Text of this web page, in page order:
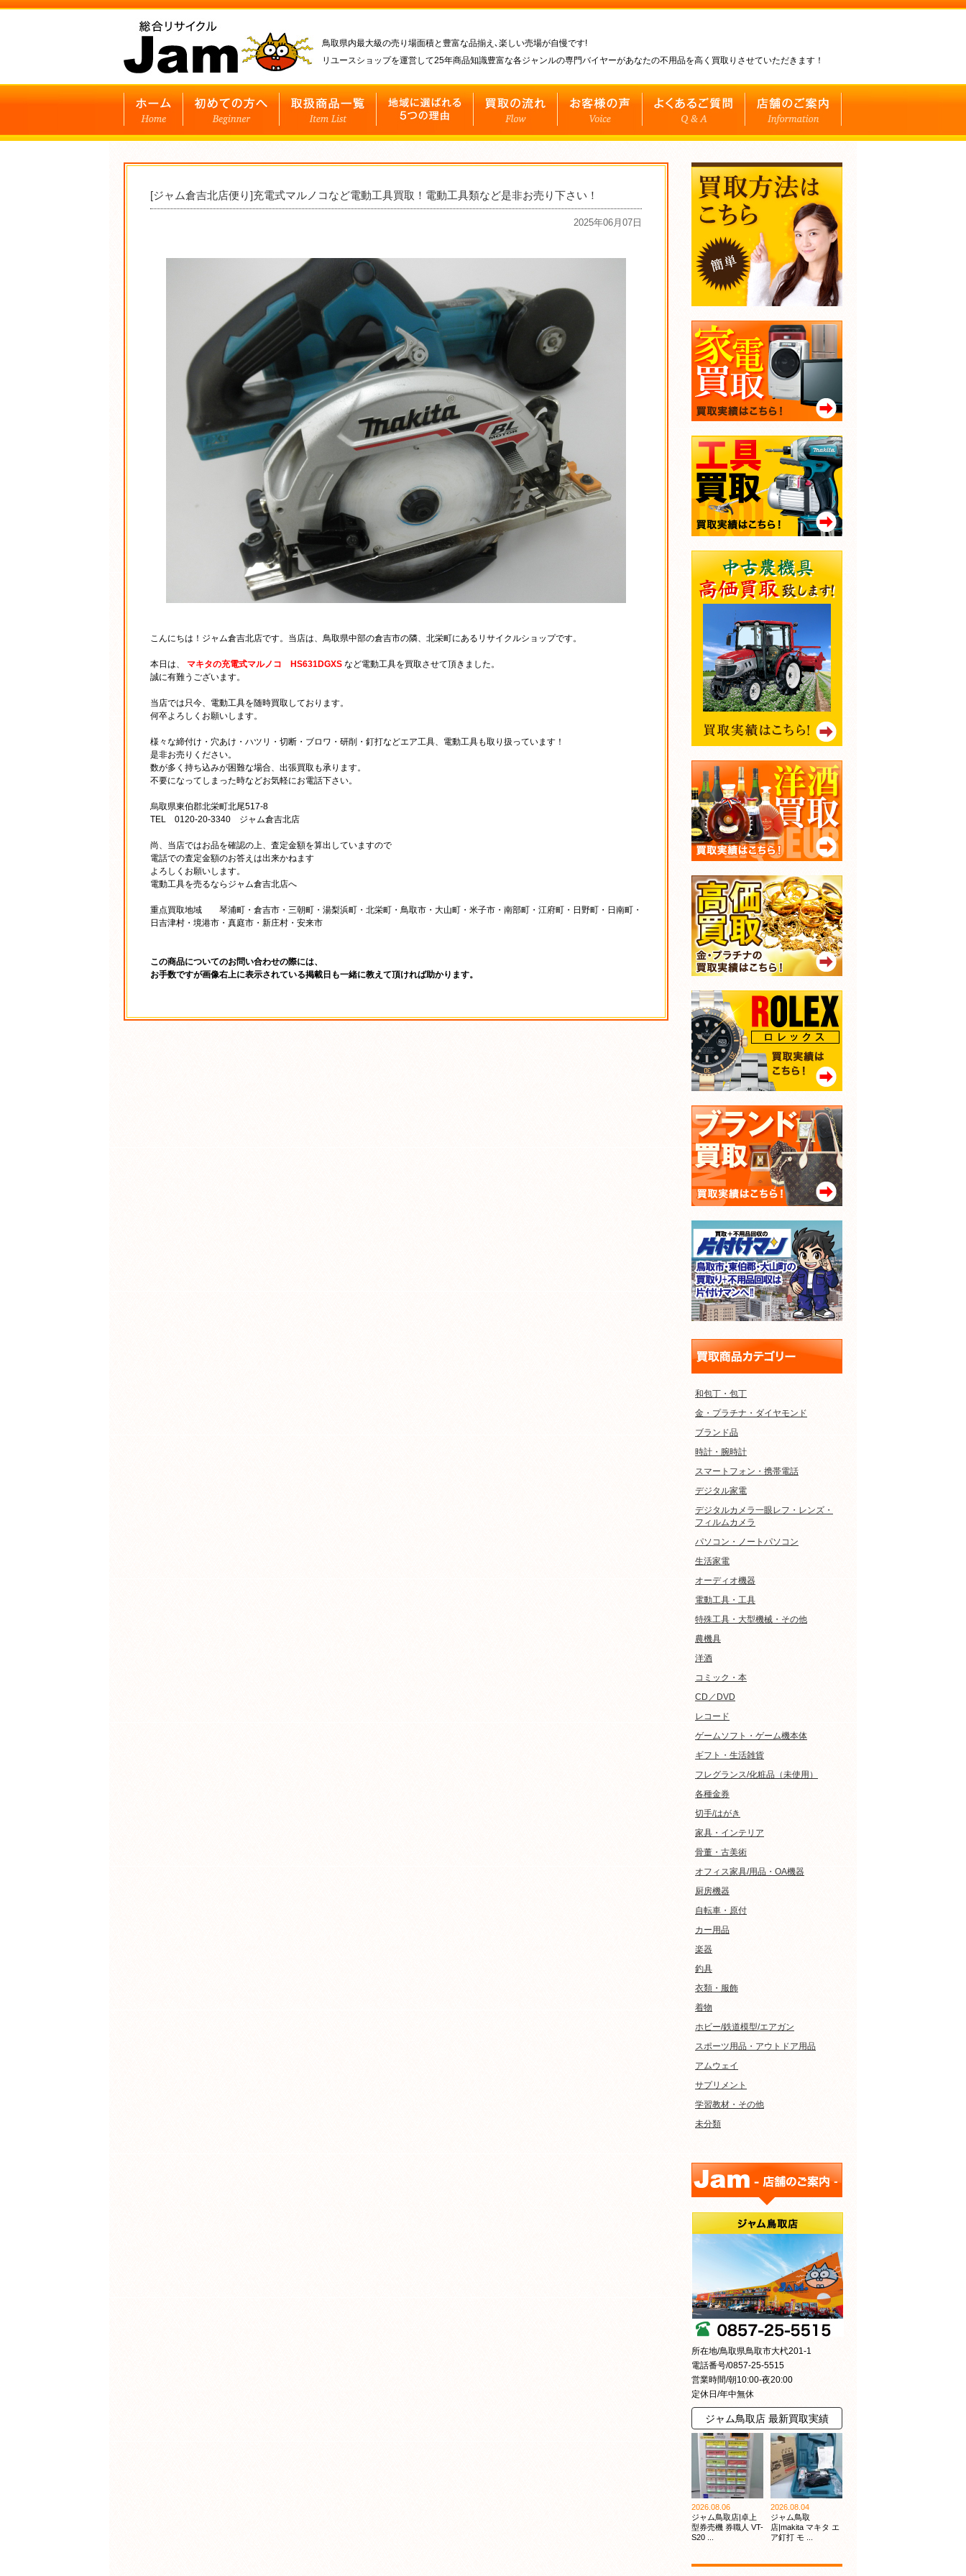
鳥取県内最大級の売り場面積と豊富な品揃え､楽しい売場が自慢です!
リユースショップを運営して25年商品知識豊富な各ジャンルの専門バイヤーがあなたの不用品を高く買取りさせていただきます！
[ジャム倉吉北店便り]充電式マルノコなど電動工具買取！電動工具類など是非お売り下さい！
2025年06月07日
こんにちは！ジャム倉吉北店です。当店は、鳥取県中部の倉吉市の隣、北栄町にあるリサイクルショップです。
本日は、 マキタの充電式マルノコ HS631DGXS など電動工具を買取させて頂きました。
誠に有難うございます。
当店では只今、電動工具を随時買取しております。
何卒よろしくお願いします。
様々な締付け・穴あけ・ハツリ・切断・ブロワ・研削・釘打などエア工具、電動工具も取り扱っています！
是非お売りください。
数が多く持ち込みが困難な場合、出張買取も承ります。
不要になってしまった時などお気軽にお電話下さい。
烏取県東伯郡北栄町北尾517-8
TEL 0120-20-3340 ジャム倉吉北店
尚、当店ではお品を確認の上、査定金額を算出していますので
電話での査定金額のお答えは出来かねます
よろしくお願いします。
電動工具を売るならジャム倉吉北店へ
重点買取地域 琴浦町・倉吉市・三朝町・湯梨浜町・北栄町・鳥取市・大山町・米子市・南部町・江府町・日野町・日南町・
日吉津村・境港市・真庭市・新庄村・安来市
この商品についてのお問い合わせの際には、
お手数ですが画像右上に表示されている掲載日も一緒に教えて頂ければ助かります。
和包丁・包丁
金・プラチナ・ダイヤモンド
ブランド品
時計・腕時計
スマートフォン・携帯電話
デジタル家電
デジタルカメラ一眼レフ・レンズ・
フィルムカメラ
パソコン・ノートパソコン
生活家電
オーディオ機器
電動工具・工具
特殊工具・大型機械・その他
農機具
洋酒
コミック・本
CD／DVD
レコード
ゲームソフト・ゲーム機本体
ギフト・生活雑貨
フレグランス/化粧品（未使用）
各種金券
切手/はがき
家具・インテリア
骨董・古美術
オフィス家具/用品・OA機器
厨房機器
自転車・原付
カー用品
楽器
釣具
衣類・服飾
着物
ホビー/鉄道模型/エアガン
スポーツ用品・アウトドア用品
アムウェイ
サプリメント
学習教材・その他
未分類
所在地/鳥取県鳥取市大杙201-1
電話番号/0857-25-5515
営業時間/朝10:00-夜20:00
定休日/年中無休
ジャム鳥取店 最新買取実績
2026.08.06
ジャム鳥取店|卓上
型券売機 券職人 VT-
S20 ...
2026.08.04
ジャム鳥取
店|makita マキタ エ
ア釘打 モ ...